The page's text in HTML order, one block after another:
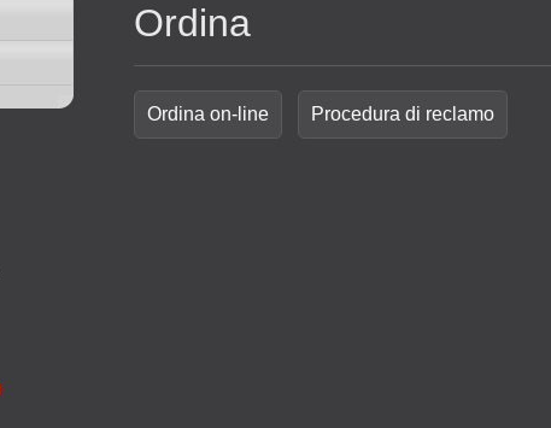
Ordina
Ordina on-line Procedura di reclamo